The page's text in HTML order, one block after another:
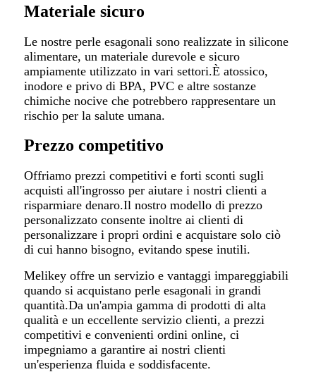
Materiale sicuro
Le nostre perle esagonali sono realizzate in silicone
alimentare, un materiale durevole e sicuro
ampiamente utilizzato in vari settori.È atossico,
inodore e privo di BPA, PVC e altre sostanze
chimiche nocive che potrebbero rappresentare un
rischio per la salute umana.
Prezzo competitivo
Offriamo prezzi competitivi e forti sconti sugli
acquisti all'ingrosso per aiutare i nostri clienti a
risparmiare denaro.Il nostro modello di prezzo
personalizzato consente inoltre ai clienti di
personalizzare i propri ordini e acquistare solo ciò
di cui hanno bisogno, evitando spese inutili.
Melikey offre un servizio e vantaggi impareggiabili
quando si acquistano perle esagonali in grandi
quantità.Da un'ampia gamma di prodotti di alta
qualità e un eccellente servizio clienti, a prezzi
competitivi e convenienti ordini online, ci
impegniamo a garantire ai nostri clienti
un'esperienza fluida e soddisfacente.